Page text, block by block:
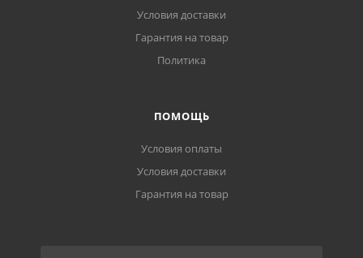
Условия доставки
Гарантия на товар
Политика
ПОМОЩЬ
Условия оплаты
Условия доставки
Гарантия на товар